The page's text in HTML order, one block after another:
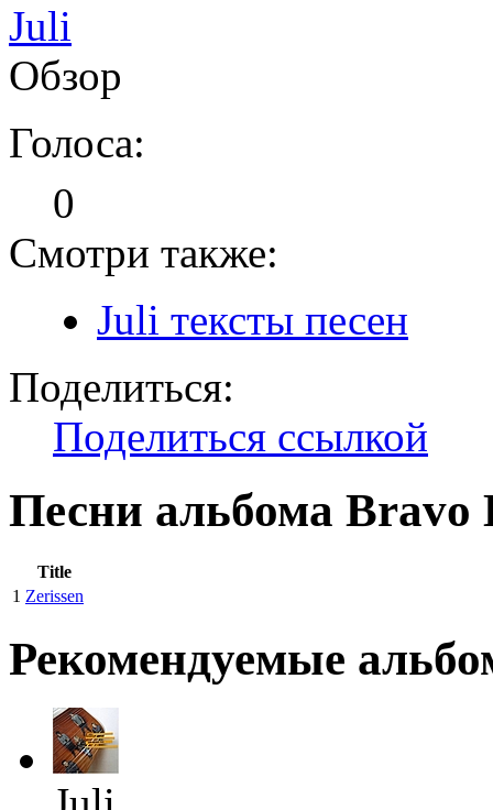
Juli
Обзор
Голоса:
0
Смотри также:
Juli тексты песен
Поделиться:
Поделиться ссылкой
Песни альбома Bravo
Title
1 Zerissen
Рекомендуемые